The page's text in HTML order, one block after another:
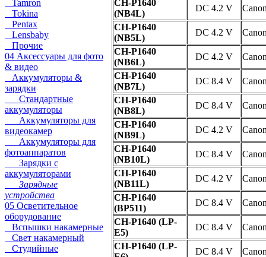
Tamron
Tokina
Pentax
Lensbaby
Прочие
04 Аксессуары для фото
& видео
Аккумуляторы &
зарядки
Стандартные
аккумуляторы
Аккумуляторы для
видеокамер
Аккумуляторы для
фотоаппаратов
Зарядки с
аккумуляторами
Зарядные
устройства
05 Осветительное
оборудование
Вспышки накамерные
Свет накамерный
Студийные
CH-P1640
(NB4L)
DC 4.2 V
CH-P1640
(NB5L)
DC 4.2 V
CH-P1640
(NB6L)
DC 4.2 V
CH-P1640
(NB7L)
DC 8.4 V
CH-P1640
(NB8L)
DC 8.4 V
CH-P1640
(NB9L)
DC 4.2 V
CH-P1640
(NB10L)
DC 8.4 V
CH-P1640
(NB11L)
DC 4.2 V
CH-P1640
(BP511)
DC 8.4 V
CH-P1640 (LP-
E5)
DC 8.4 V
CH-P1640 (LP-
DC 8.4 V